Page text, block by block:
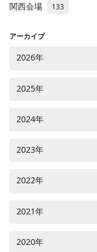
関西会場 133
アーカイブ
2026年
2025年
2024年
2023年
2022年
2021年
2020年